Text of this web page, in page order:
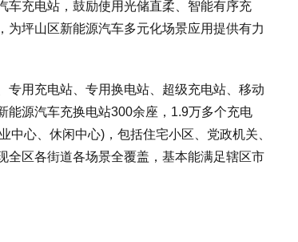
车充电站，鼓励使用光储直柔、智能有序充
坪山区新能源汽车多元化场景应用提供有力
用充电站、专用换电站、超级充电站、移动
能源汽车充换电站300余座，1.9万多个充电
中心、休闲中心)，包括住宅小区、党政机关、
全区各街道各场景全覆盖，基本能满足辖区市